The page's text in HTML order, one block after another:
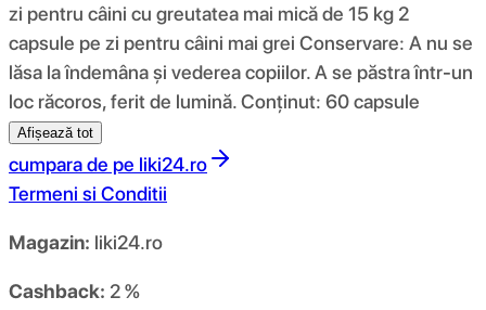
zi pentru câini cu greutatea mai mică de 15 kg 2
capsule pe zi pentru câini mai grei Conservare: A nu se
lăsa la îndemâna și vederea copiilor. A se păstra într-un
loc răcoros, ferit de lumină. Conținut: 60 capsule
Afișează tot
cumpara de pe liki24.ro
Termeni si Conditii
Magazin: liki24.ro
Cashback: 2 %